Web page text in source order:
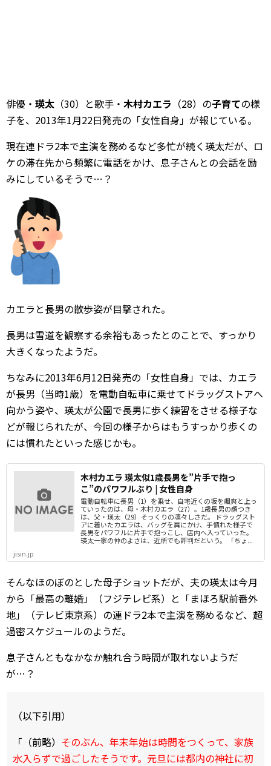
俳優・ 瑛太 （30）と歌手・ 木村カエラ （28）の子育ての様
子を、2013年1月22日発売の「女性自身」が報じている。
現在連ドラ2本で主演を務めるなど多忙が続く瑛太だが、ロ
ケの滞在先から頻繁に電話をかけ、息子さんとの会話を励
みにしているそうで…？
カエラと長男の散歩姿が目撃された。
長男は雪道を観察する余裕もあったとのことで、すっかり
大きくなったようだ。
ちなみに2013年6月12日発売の「女性自身」では、カエラ
が長男（当時1歳）を電動自転車に乗せてドラッグストアへ
向かう姿や、瑛太が公園で長男に歩く練習をさせる様子な
どが報じられたが、今回の様子からはもうすっかり歩くの
には慣れたといった感じかも。
木村カエラ 瑛太似1歳長男を”片手で抱っ
こ”のパワフルぶり | 女性自身
電動自転車に長男（1）を乗せ、自宅近くの坂を颯爽と上っ
ていったのは、母・木村カエラ（27）。1歳長男の顔つき
は、父・瑛太（29）そっくりの凛々しさだ。 ドラッグスト
アに着いたカエラは、バッグを肩にかけ、手慣れた様子で
長男をパワフルに片手で抱っこし、店内へ入っていった。
瑛太一家の仲のよさは、近所でも評判だという。 「ちょ...
jisin.jp
そんなほのぼのとした母子ショットだが、夫の瑛太は今月
から「最高の離婚」（フジテレビ系）と「まほろ駅前番外
地」（テレビ東京系）の連ドラ2本で主演を務めるなど、超
過密スケジュールのようだ。
息子さんともなかなか触れ合う時間が取れないようだ
が…？
（以下引用）
「（前略） そのぶん、年末年始は時間をつくって、家族
水入らずで過ごしたそうです。元旦には都内の神社に初